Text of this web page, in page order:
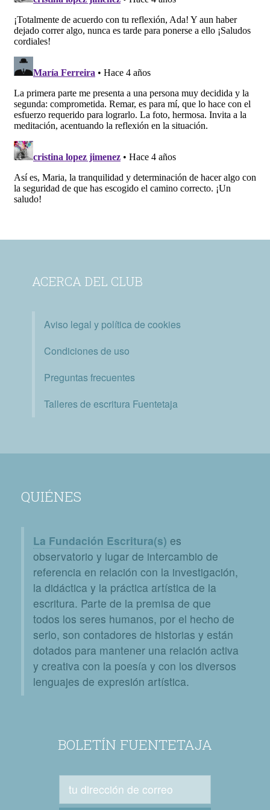
ACERCA DEL CLUB
Aviso legal y política de cookies
Condiciones de uso
Preguntas frecuentes
Talleres de escritura Fuentetaja
QUIÉNES
La Fundación Escritura(s) es
observatorio y lugar de intercambio de
referencia en relación con la investigación,
la didáctica y la práctica artística de la
escritura. Parte de la premisa de que
todos los seres humanos, por el hecho de
serlo, son contadores de historias y están
dotados para mantener una relación activa
y creativa con la poesía y con los diversos
lenguajes de expresión artística.
BOLETÍN FUENTETAJA